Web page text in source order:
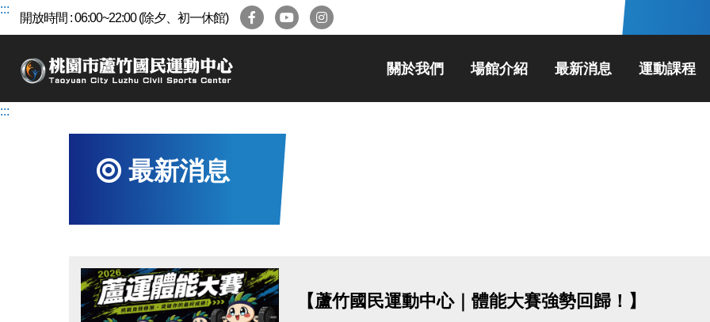
跳
區
:::
開放時間 : 06:00~22:00 (除夕、初一休館)
關於我們 場館介紹 最新消息 運動課程
:::
最新消息
【蘆竹國民運動中心｜體能大賽強勢回歸！】